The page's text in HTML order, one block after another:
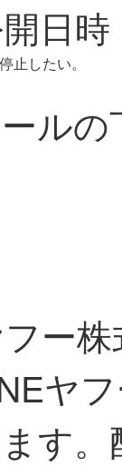
日
止したい。
ル
フー
ヤ
す